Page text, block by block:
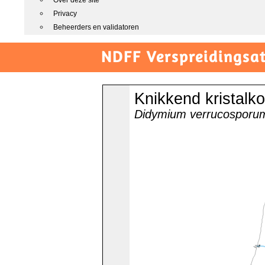
Privacy
Beheerders en validatoren
NDFF